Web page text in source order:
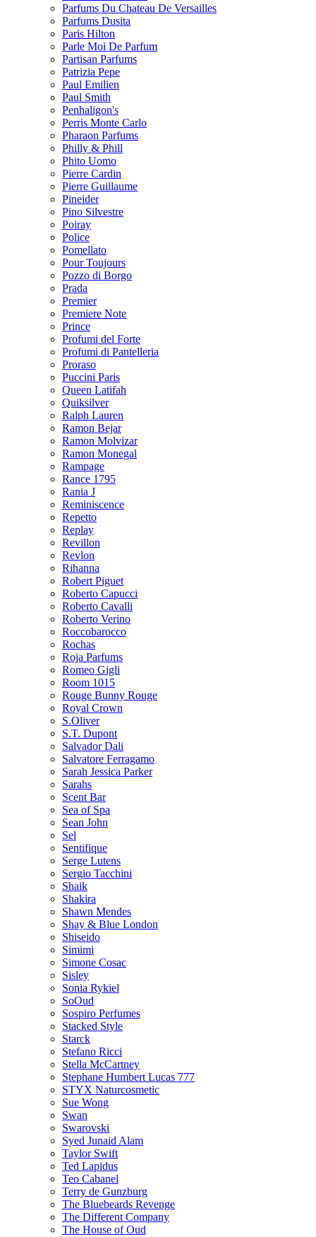
Parfums Du Chateau De Versailles
Parfums Dusita
Paris Hilton
Parle Moi De Parfum
Partisan Parfums
Patrizia Pepe
Paul Emilien
Paul Smith
Penhaligon's
Perris Monte Carlo
Pharaon Parfums
Philly & Phill
Phito Uomo
Pierre Cardin
Pierre Guillaume
Pineider
Pino Silvestre
Poiray
Police
Pomellato
Pour Toujours
Pozzo di Borgo
Prada
Premier
Premiere Note
Prince
Profumi del Forte
Profumi di Pantelleria
Proraso
Puccini Paris
Queen Latifah
Quiksilver
Ralph Lauren
Ramon Bejar
Ramon Molvizar
Ramon Monegal
Rampage
Rance 1795
Rania J
Reminiscence
Repetto
Replay
Revillon
Revlon
Rihanna
Robert Piguet
Roberto Capucci
Roberto Cavalli
Roberto Verino
Roccobarocco
Rochas
Roja Parfums
Romeo Gigli
Room 1015
Rouge Bunny Rouge
Royal Crown
S.Oliver
S.T. Dupont
Salvador Dali
Salvatore Ferragamo
Sarah Jessica Parker
Sarahs
Scent Bar
Sea of Spa
Sean John
Sel
Sentifique
Serge Lutens
Sergio Tacchini
Shaik
Shakira
Shawn Mendes
Shay & Blue London
Shiseido
Simimi
Simone Cosac
Sisley
Sonia Rykiel
SoOud
Sospiro Perfumes
Stacked Style
Starck
Stefano Ricci
Stella McCartney
Stephane Humbert Lucas 777
STYX Naturсosmetic
Sue Wong
Swan
Swarovski
Syed Junaid Alam
Taylor Swift
Ted Lapidus
Teo Cabanel
Terry de Gunzburg
The Bluebeards Revenge
The Different Company
The House of Oud